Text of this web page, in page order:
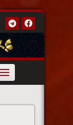
Toggle
navigation